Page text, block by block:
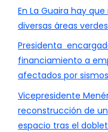
En La Guaira hay
diversas áreas verdes
Presidenta
financiamiento a
afectados por sismos
Vicepresidente
reconstrucción de
espacio tras el